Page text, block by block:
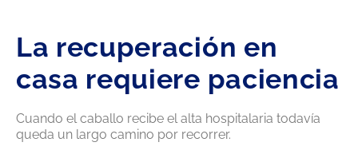
La recuperación en
casa requiere paciencia
Cuando el caballo recibe el alta hospitalaria todavía
queda un largo camino por recorrer.